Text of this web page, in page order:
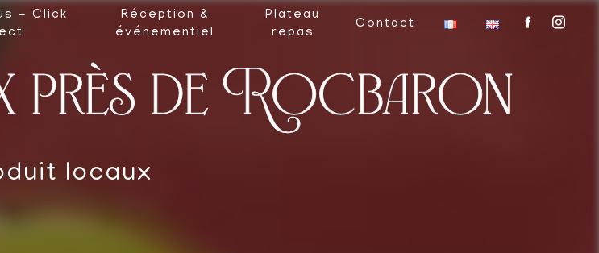
- Click
Réception &
événementiel
Plateau
repas
Contact
de Rocbaron
locaux